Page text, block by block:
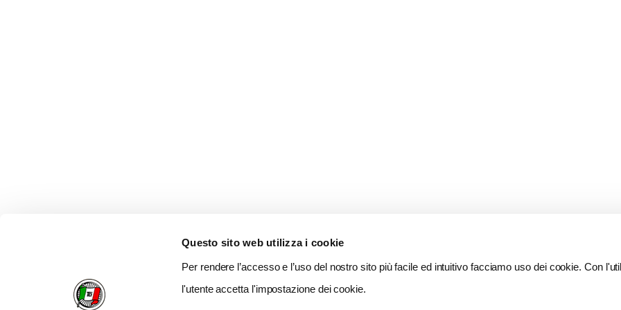
Questo sito web utilizza i cookie
Per rendere l’accesso e l’uso del nostro sito più facile ed intuitivo facciamo uso dei cookie. Con
l'utente accetta l'impostazione dei cookie.